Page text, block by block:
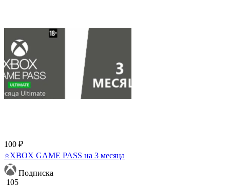
100 ₽
⭐XBOX GAME PASS на 3 месяца
Подписка
105